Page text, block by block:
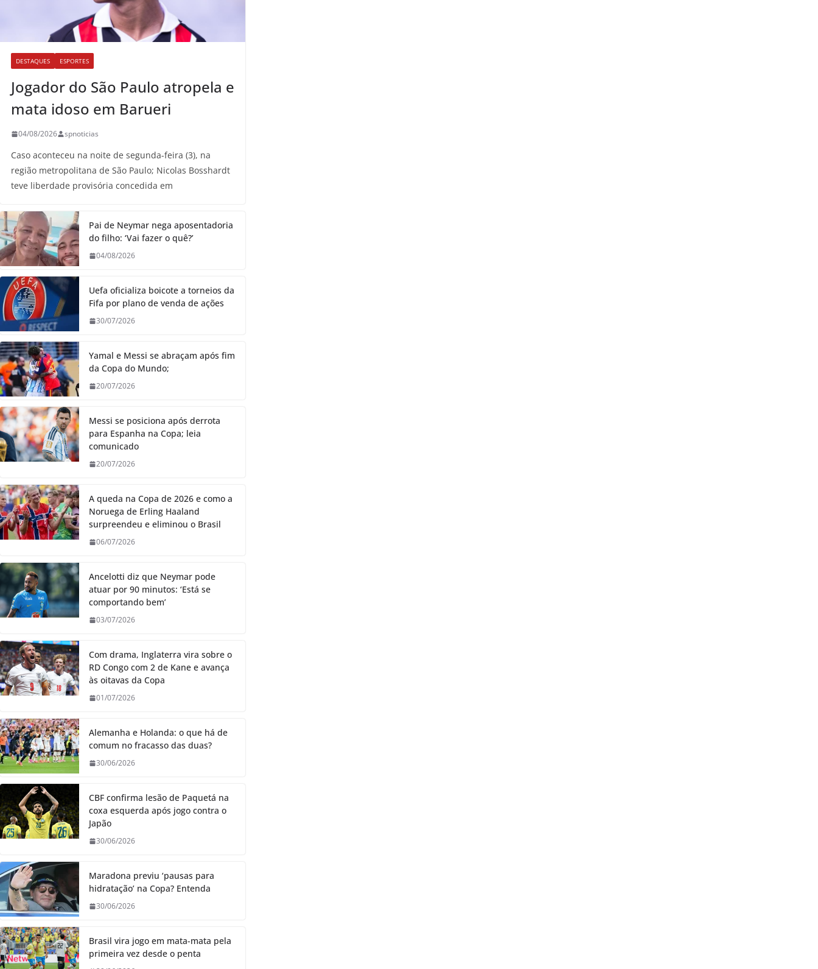
DESTAQUES ESPORTES
Jogador do São Paulo atropela e
mata idoso em Barueri
04/08/2026 spnoticias
Caso aconteceu na noite de segunda-feira (3), na
região metropolitana de São Paulo; Nicolas Bosshardt
teve liberdade provisória concedida em
Pai de Neymar nega aposentadoria
do filho: ‘Vai fazer o quê?’
04/08/2026
Uefa oficializa boicote a torneios da
Fifa por plano de venda de ações
30/07/2026
Yamal e Messi se abraçam após fim
da Copa do Mundo;
20/07/2026
Messi se posiciona após derrota
para Espanha na Copa; leia
comunicado
20/07/2026
A queda na Copa de 2026 e como a
Noruega de Erling Haaland
surpreendeu e eliminou o Brasil
06/07/2026
Ancelotti diz que Neymar pode
atuar por 90 minutos: ‘Está se
comportando bem’
03/07/2026
Com drama, Inglaterra vira sobre o
RD Congo com 2 de Kane e avança
às oitavas da Copa
01/07/2026
Alemanha e Holanda: o que há de
comum no fracasso das duas?
30/06/2026
CBF confirma lesão de Paquetá na
coxa esquerda após jogo contra o
Japão
30/06/2026
Maradona previu ‘pausas para
hidratação’ na Copa? Entenda
30/06/2026
Brasil vira jogo em mata-mata pela
primeira vez desde o penta